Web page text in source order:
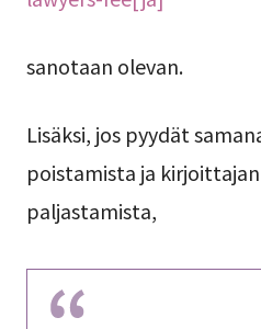
sanotaan olevan.
Lisäksi, jos pyydät
poistamista ja
paljastamista,